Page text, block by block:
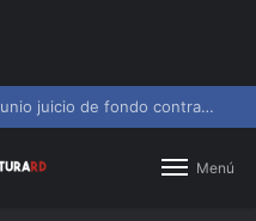
SNS amplía horarios en centros de primer nivel y diagnósticos
Menú